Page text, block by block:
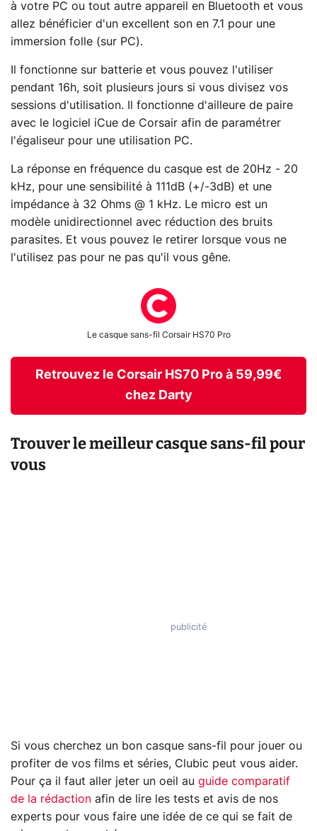
à votre PC ou tout autre appareil en Bluetooth et vous
allez bénéficier d'un excellent son en 7.1 pour une
immersion folle (sur PC).
Il fonctionne sur batterie et vous pouvez l'utiliser
pendant 16h, soit plusieurs jours si vous divisez vos
sessions d'utilisation. Il fonctionne d'ailleure de paire
avec le logiciel iCue de Corsair afin de paramétrer
l'égaliseur pour une utilisation PC.
La réponse en fréquence du casque est de 20Hz - 20
kHz, pour une sensibilité à 111dB (+/-3dB) et une
impédance à 32 Ohms @ 1 kHz. Le micro est un
modèle unidirectionnel avec réduction des bruits
parasites. Et vous pouvez le retirer lorsque vous ne
l'utilisez pas pour ne pas qu'il vous gêne.
Le casque sans-fil Corsair HS70 Pro
Retrouvez le Corsair HS70 Pro à 59,99€
chez Darty
Trouver le meilleur casque sans-fil pour
vous
Si vous cherchez un bon casque sans-fil pour jouer ou
profiter de vos films et séries, Clubic peut vous aider.
Pour ça il faut aller jeter un oeil au guide comparatif
de la rédaction afin de lire les tests et avis de nos
experts pour vous faire une idée de ce qui se fait de